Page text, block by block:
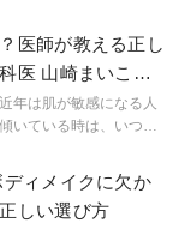
京・代官山の「まいこ
ンク リニック」院長・
。
医師が教える正し
医 山崎まいこ先
年は肌が敏感になる人
いている時は、いつも
すよね…。「まいこ ホ
院長の山崎まいこ先生
直したいスキンケア習
ィメイクに欠か
しい選び方